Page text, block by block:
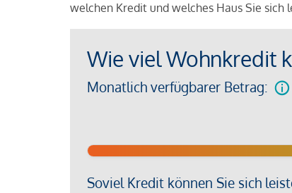
welchen Kredit und welches Haus Sie sich
Wie viel Wohnkredit
Monatlich verfügbarer Betrag:
Soviel Kredit können Sie sich